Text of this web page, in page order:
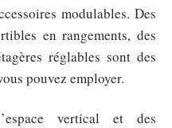
modulables. Des
en rangements, des
réglables sont des
pouvez employer.
vertical et des